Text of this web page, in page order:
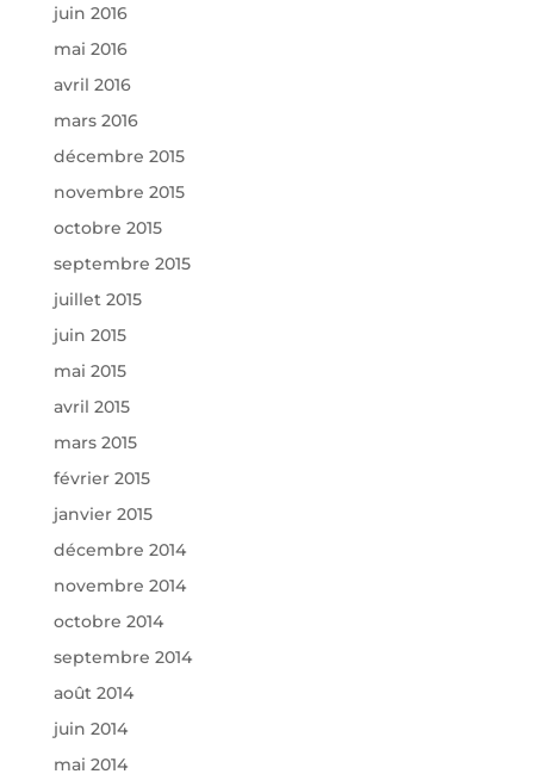
juin 2016
mai 2016
avril 2016
mars 2016
décembre 2015
novembre 2015
octobre 2015
septembre 2015
juillet 2015
juin 2015
mai 2015
avril 2015
mars 2015
février 2015
janvier 2015
décembre 2014
novembre 2014
octobre 2014
septembre 2014
août 2014
juin 2014
mai 2014